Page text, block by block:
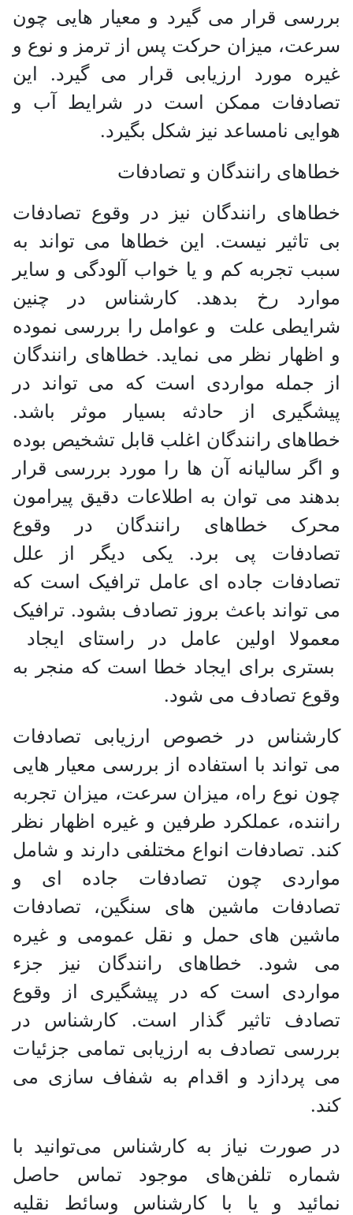
بررسی قرار می گیرد و معیار هایی چون
سرعت، میزان حرکت پس از ترمز و نوع و
غیره مورد ارزیابی قرار می گیرد. این
تصادفات ممکن است در شرایط آب و
هوایی نامساعد نیز شکل بگیرد.
خطاهای رانندگان و تصادفات
خطاهای رانندگان نیز در وقوع تصادفات
بی تاثیر نیست. این خطاها می تواند به
سبب تجربه کم و یا خواب آلودگی و سایر
موارد رخ بدهد. کارشناس در چنین
شرایطی علت و عوامل را بررسی نموده
و اظهار نظر می نماید. خطاهای رانندگان
از جمله مواردی است که می تواند در
پیشگیری از حادثه بسیار موثر باشد.
خطاهای رانندگان اغلب قابل تشخیص بوده
و اگر سالیانه آن ها را مورد بررسی قرار
بدهند می توان به اطلاعات دقیق پیرامون
محرک خطاهای رانندگان در وقوع
تصادفات پی برد. یکی دیگر از علل
تصادفات جاده ای عامل ترافیک است که
می تواند باعث بروز تصادف بشود. ترافیک
معمولا اولین عامل در راستای ایجاد
بستری برای ایجاد خطا است که منجر به
وقوع تصادف می شود.
کارشناس در خصوص ارزیابی تصادفات
می تواند با استفاده از بررسی معیار هایی
چون نوع راه، میزان سرعت، میزان تجربه
راننده، عملکرد طرفین و غیره اظهار نظر
کند. تصادفات انواع مختلفی دارند و شامل
مواردی چون تصادفات جاده ای و
تصادفات ماشین های سنگین، تصادفات
ماشین های حمل و نقل عمومی و غیره
می شود. خطاهای رانندگان نیز جزء
مواردی است که در پیشگیری از وقوع
تصادف تاثیر گذار است. کارشناس در
بررسی تصادف به ارزیابی تمامی جزئیات
می پردازد و اقدام به شفاف سازی می
کند.
در صورت نیاز به کارشناس می‌توانید با
شماره تلفن‌های موجود تماس حاصل
نمائید و یا با کارشناس وسائط نقلیه